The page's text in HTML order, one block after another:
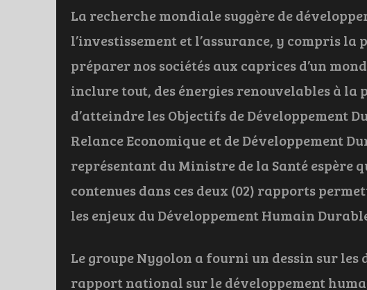
La recherche mondiale suggère de
l’investissement et l’assurance, y compris
préparer nos sociétés aux caprices d’un
inclure tout, des énergies renouvelables à la
d’atteindre les Objectifs de Développement
Relance Economique et de Développement
représentant du Ministre de la Santé espère
contenues dans ces deux (02) rapports
les enjeux du Développement Humain
Le groupe Nygolon a fourni un dessin sur les
rapport national sur le développement